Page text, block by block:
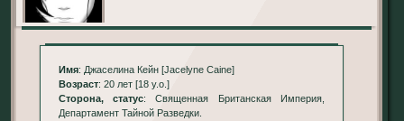
Имя: Джаселина Кейн [Jacelyne Caine]
Возраст: 20 лет [18 y.o.]
Сторона, статус: Священная Британская Империя,
Департамент Тайной Разведки.